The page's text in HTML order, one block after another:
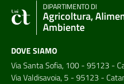
DIPARTIMENTO DI
Agricoltura,
Ambiente
DOVE SIAMO
Via Santa Sofia, 100 - 95123 -
Via Valdisavoia, 5 - 95123 -